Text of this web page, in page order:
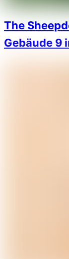
The
Gebäude 9